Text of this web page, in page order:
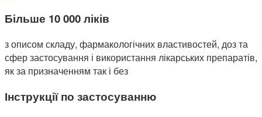
Більше 10 000 ліків
з описом складу, фармакологічних властивостей, доз та
сфер застосування і використання лікарських препаратів,
як за призначенням так і без
Інструкції по застосуванню